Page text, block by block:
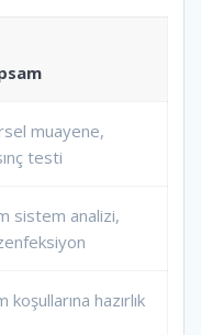
muayene,
testi
sistem analizi,
koşullarına hazırlık